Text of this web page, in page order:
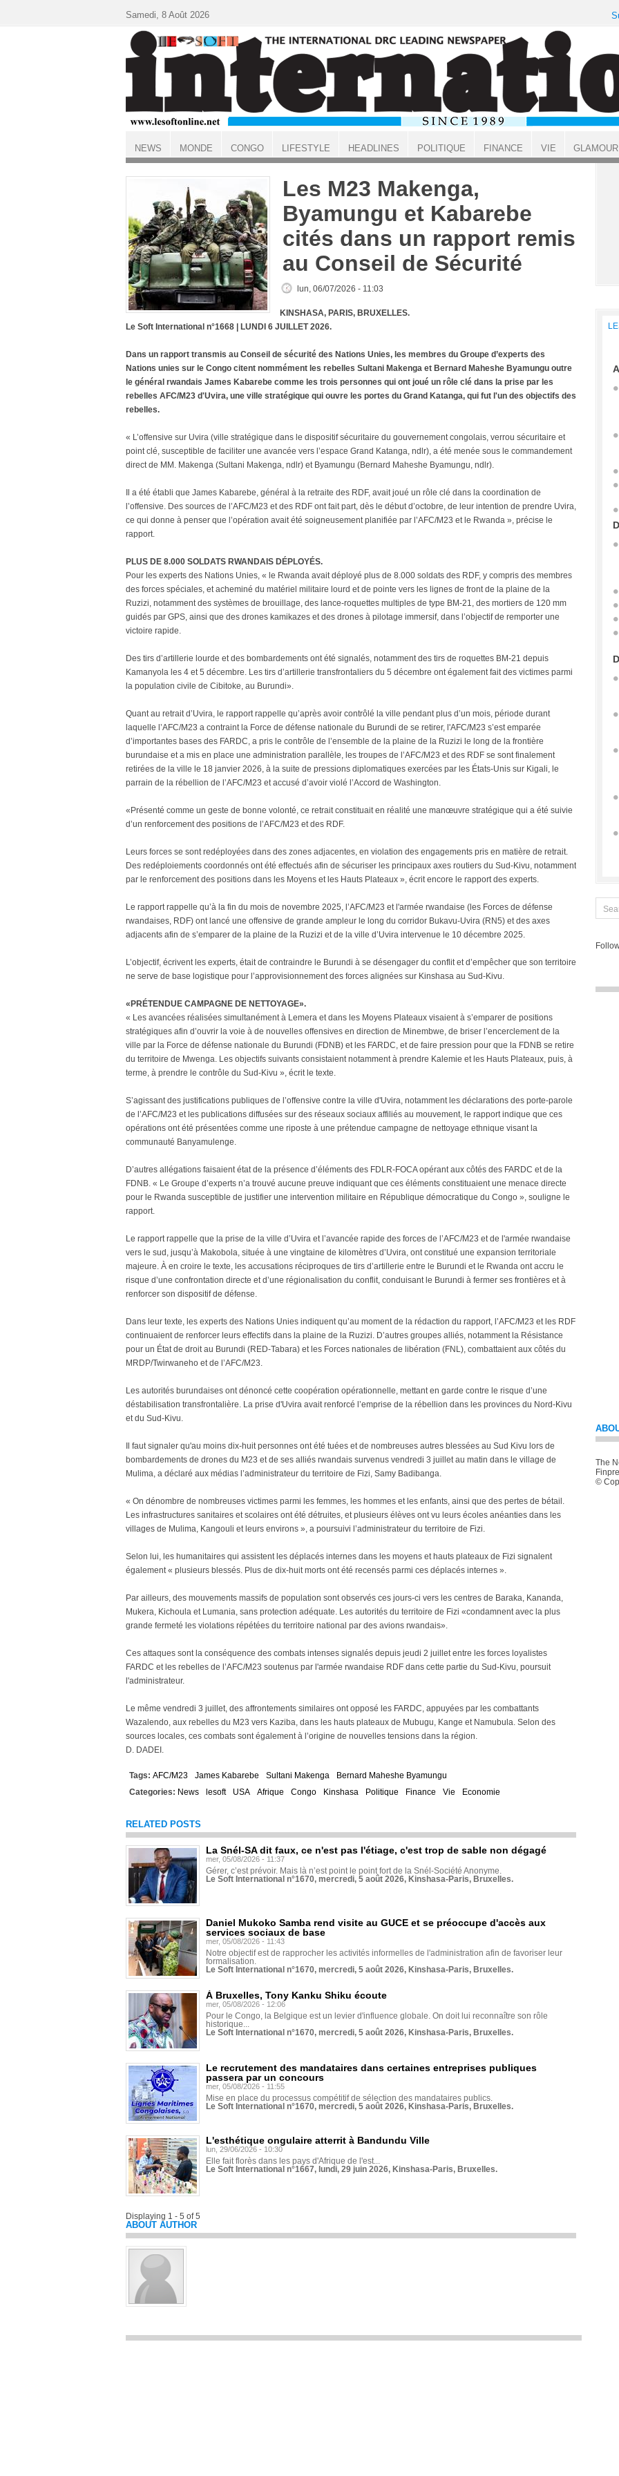
ACCUEIL
Les M23 Makenga,
Byamungu et Kabarebe
cités dans un rapport remis
au Conseil de Sécurité
lun, 06/07/2026 - 11:03
KINSHASA, PARIS, BRUXELLES.
Le Soft International n°1668 | LUNDI 6 JUILLET 2026.
Dans un rapport transmis au Conseil de sécurité des Nations Unies, les membres du Groupe d’experts des
Nations unies sur le Congo citent nommément les rebelles Sultani Makenga et Bernard Maheshe Byamungu outre
le général rwandais James Kabarebe comme les trois personnes qui ont joué un rôle clé dans la prise par les
rebelles AFC/M23 d'Uvira, une ville stratégique qui ouvre les portes du Grand Katanga, qui fut l'un des objectifs des
rebelles.
« L’offensive sur Uvira (ville stratégique dans le dispositif sécuritaire du gouvernement congolais, verrou sécuritaire et
point clé, susceptible de faciliter une avancée vers l’espace Grand Katanga, ndlr), a été menée sous le commandement
direct de MM. Makenga (Sultani Makenga, ndlr) et Byamungu (Bernard Maheshe Byamungu, ndlr).
Il a été établi que James Kabarebe, général à la retraite des RDF, avait joué un rôle clé dans la coordination de
l’offensive. Des sources de l’AFC/M23 et des RDF ont fait part, dès le début d’octobre, de leur intention de prendre Uvira,
ce qui donne à penser que l’opération avait été soigneusement planifiée par l’AFC/M23 et le Rwanda », précise le
rapport.
PLUS DE 8.000 SOLDATS RWANDAIS DÉPLOYÉS.
Pour les experts des Nations Unies, « le Rwanda avait déployé plus de 8.000 soldats des RDF, y compris des membres
des forces spéciales, et acheminé du matériel militaire lourd et de pointe vers les lignes de front de la plaine de la
Ruzizi, notamment des systèmes de brouillage, des lance-roquettes multiples de type BM-21, des mortiers de 120 mm
guidés par GPS, ainsi que des drones kamikazes et des drones à pilotage immersif, dans l’objectif de remporter une
victoire rapide.
Des tirs d’artillerie lourde et des bombardements ont été signalés, notamment des tirs de roquettes BM-21 depuis
Kamanyola les 4 et 5 décembre. Les tirs d’artillerie transfrontaliers du 5 décembre ont également fait des victimes parmi
la population civile de Cibitoke, au Burundi».
Quant au retrait d’Uvira, le rapport rappelle qu’après avoir contrôlé la ville pendant plus d’un mois, période durant
laquelle l’AFC/M23 a contraint la Force de défense nationale du Burundi de se retirer, l'AFC/M23 s’est emparée
d’importantes bases des FARDC, a pris le contrôle de l’ensemble de la plaine de la Ruzizi le long de la frontière
burundaise et a mis en place une administration parallèle, les troupes de l’AFC/M23 et des RDF se sont finalement
retirées de la ville le 18 janvier 2026, à la suite de pressions diplomatiques exercées par les États-Unis sur Kigali, le
parrain de la rébellion de l’AFC/M23 et accusé d’avoir violé l’Accord de Washington.
«Présenté comme un geste de bonne volonté, ce retrait constituait en réalité une manœuvre stratégique qui a été suivie
d’un renforcement des positions de l’AFC/M23 et des RDF.
Leurs forces se sont redéployées dans des zones adjacentes, en violation des engagements pris en matière de retrait.
Des redéploiements coordonnés ont été effectués afin de sécuriser les principaux axes routiers du Sud-Kivu, notamment
par le renforcement des positions dans les Moyens et les Hauts Plateaux », écrit encore le rapport des experts.
Le rapport rappelle qu’à la fin du mois de novembre 2025, l’AFC/M23 et l'armée rwandaise (les Forces de défense
rwandaises, RDF) ont lancé une offensive de grande ampleur le long du corridor Bukavu-Uvira (RN5) et des axes
adjacents afin de s’emparer de la plaine de la Ruzizi et de la ville d’Uvira intervenue le 10 décembre 2025.
L’objectif, écrivent les experts, était de contraindre le Burundi à se désengager du conflit et d’empêcher que son territoire
ne serve de base logistique pour l’approvisionnement des forces alignées sur Kinshasa au Sud-Kivu.
«PRÉTENDUE CAMPAGNE DE NETTOYAGE».
« Les avancées réalisées simultanément à Lemera et dans les Moyens Plateaux visaient à s’emparer de positions
stratégiques afin d’ouvrir la voie à de nouvelles offensives en direction de Minembwe, de briser l’encerclement de la
ville par la Force de défense nationale du Burundi (FDNB) et les FARDC, et de faire pression pour que la FDNB se retire
du territoire de Mwenga. Les objectifs suivants consistaient notamment à prendre Kalemie et les Hauts Plateaux, puis, à
terme, à prendre le contrôle du Sud-Kivu », écrit le texte.
S’agissant des justifications publiques de l’offensive contre la ville d'Uvira, notamment les déclarations des porte-parole
de l’AFC/M23 et les publications diffusées sur des réseaux sociaux affiliés au mouvement, le rapport indique que ces
opérations ont été présentées comme une riposte à une prétendue campagne de nettoyage ethnique visant la
communauté Banyamulenge.
D’autres allégations faisaient état de la présence d’éléments des FDLR-FOCA opérant aux côtés des FARDC et de la
FDNB. « Le Groupe d’experts n’a trouvé aucune preuve indiquant que ces éléments constituaient une menace directe
pour le Rwanda susceptible de justifier une intervention militaire en République démocratique du Congo », souligne le
rapport.
Le rapport rappelle que la prise de la ville d’Uvira et l’avancée rapide des forces de l’AFC/M23 et de l'armée rwandaise
vers le sud, jusqu’à Makobola, située à une vingtaine de kilomètres d’Uvira, ont constitué une expansion territoriale
majeure. À en croire le texte, les accusations réciproques de tirs d’artillerie entre le Burundi et le Rwanda ont accru le
risque d’une confrontation directe et d’une régionalisation du conflit, conduisant le Burundi à fermer ses frontières et à
renforcer son dispositif de défense.
Dans leur texte, les experts des Nations Unies indiquent qu’au moment de la rédaction du rapport, l’AFC/M23 et les RDF
continuaient de renforcer leurs effectifs dans la plaine de la Ruzizi. D’autres groupes alliés, notamment la Résistance
pour un État de droit au Burundi (RED-Tabara) et les Forces nationales de libération (FNL), combattaient aux côtés du
MRDP/Twirwaneho et de l’AFC/M23.
Les autorités burundaises ont dénoncé cette coopération opérationnelle, mettant en garde contre le risque d’une
déstabilisation transfrontalière. La prise d'Uvira avait renforcé l’emprise de la rébellion dans les provinces du Nord-Kivu
et du Sud-Kivu.
Il faut signaler qu'au moins dix-huit personnes ont été tuées et de nombreuses autres blessées au Sud Kivu lors de
bombardements de drones du M23 et de ses alliés rwandais survenus vendredi 3 juillet au matin dans le village de
Mulima, a déclaré aux médias l’administrateur du territoire de Fizi, Samy Badibanga.
« On dénombre de nombreuses victimes parmi les femmes, les hommes et les enfants, ainsi que des pertes de bétail.
Les infrastructures sanitaires et scolaires ont été détruites, et plusieurs élèves ont vu leurs écoles anéanties dans les
villages de Mulima, Kangouli et leurs environs », a poursuivi l’administrateur du territoire de Fizi.
Selon lui, les humanitaires qui assistent les déplacés internes dans les moyens et hauts plateaux de Fizi signalent
également « plusieurs blessés. Plus de dix-huit morts ont été recensés parmi ces déplacés internes ».
Par ailleurs, des mouvements massifs de population sont observés ces jours-ci vers les centres de Baraka, Kananda,
Mukera, Kichoula et Lumania, sans protection adéquate. Les autorités du territoire de Fizi «condamnent avec la plus
grande fermeté les violations répétées du territoire national par des avions rwandais».
Ces attaques sont la conséquence des combats intenses signalés depuis jeudi 2 juillet entre les forces loyalistes
FARDC et les rebelles de l’AFC/M23 soutenus par l'armée rwandaise RDF dans cette partie du Sud-Kivu, poursuit
l'administrateur.
Le même vendredi 3 juillet, des affrontements similaires ont opposé les FARDC, appuyées par les combattants
Wazalendo, aux rebelles du M23 vers Kaziba, dans les hauts plateaux de Mubugu, Kange et Namubula. Selon des
sources locales, ces combats sont également à l’origine de nouvelles tensions dans la région.
D. DADEI.
Tags: AFC/M23 James Kabarebe Sultani Makenga
Bernard Maheshe Byamungu
Categories: News lesoft USA Afrique Congo Kinshasa Politique Finance Vie Economie
RELATED POSTS
La Snél-SA dit faux, ce n'est pas l'étiage, c'est trop de sable non dégagé
mer, 05/08/2026 - 11:37
Gérer, c’est prévoir. Mais là n’est point le point fort de la Snél-Société Anonyme.
Le Soft International n°1670, mercredi, 5 août 2026, Kinshasa-Paris, Bruxelles.
Daniel Mukoko Samba rend visite au GUCE et se préoccupe d'accès aux
services sociaux de base
mer, 05/08/2026 - 11:43
Notre objectif est de rapprocher les activités informelles de l'administration afin de favoriser leur
formalisation.
Le Soft International n°1670, mercredi, 5 août 2026, Kinshasa-Paris, Bruxelles.
À Bruxelles, Tony Kanku Shiku écoute
mer, 05/08/2026 - 12:06
Pour le Congo, la Belgique est un levier d'influence globale. On doit lui reconnaître son rôle
historique...
Le Soft International n°1670, mercredi, 5 août 2026, Kinshasa-Paris, Bruxelles.
Le recrutement des mandataires dans certaines entreprises publiques
passera par un concours
mer, 05/08/2026 - 11:55
Mise en place du processus compétitif de sélection des mandataires publics.
Le Soft International n°1670, mercredi, 5 août 2026, Kinshasa-Paris, Bruxelles.
L'esthétique ongulaire atterrit à Bandundu Ville
lun, 29/06/2026 - 10:30
Elle fait florès dans les pays d'Afrique de l'est...
Le Soft International n°1667, lundi, 29 juin 2026, Kinshasa-Paris, Bruxelles.
Displaying 1 - 5 of 5
ABOUT AUTHOR
The
©
Samedi, 8 Août 2026
NEWS MONDE CONGO LIFESTYLE HEADLINES POLITIQUE FINANCE VIE GLAMOUR